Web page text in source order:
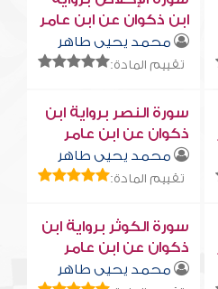
ابن ذكوان عن ابن عامر
محمد يحيى طاهر
تقييم المادة:
سورة النصر برواية ابن
ذكوان عن ابن عامر
محمد يحيى طاهر
تقييم المادة:
سورة الكوثر برواية ابن
ذكوان عن ابن عامر
محمد يحيى طاهر